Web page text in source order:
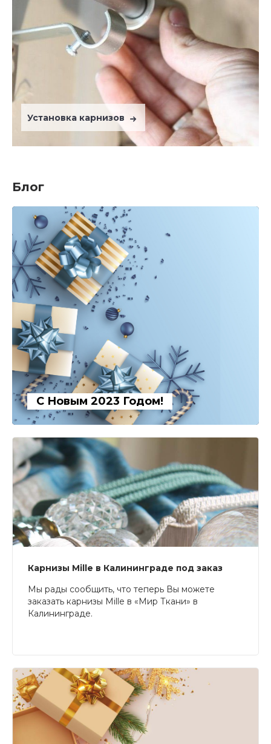
Установка карнизов
Блог
С Новым 2023 Годом!
Карнизы Mille в Калининграде под заказ
Мы рады сообщить, что теперь Вы можете
заказать карнизы Mille в «Мир Ткани» в
Калининграде.